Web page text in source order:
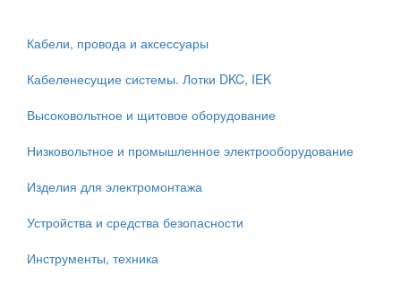
Кабели, провода и аксессуары
Кабеленесущие системы. Лотки DKC, IEK
Высоковольтное и щитовое оборудование
Низковольтное и промышленное электрооборудование
Изделия для электромонтажа
Устройства и средства безопасности
Инструменты, техника